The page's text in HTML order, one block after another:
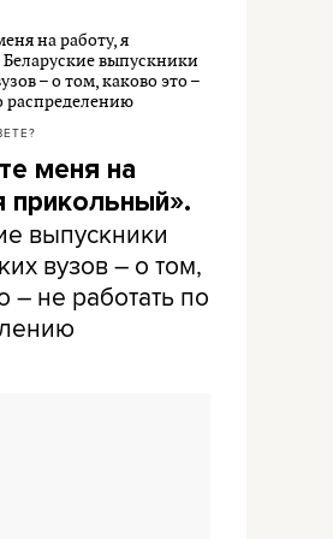
меня на
прикольный».
выпускники
вузов – о том,
– не работать по